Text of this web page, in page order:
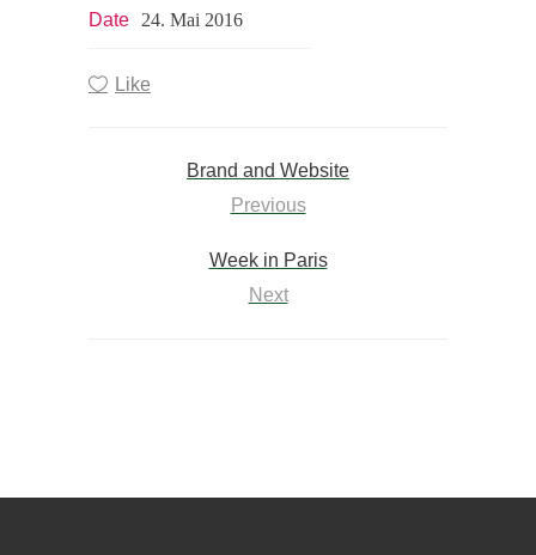
Date 24. Mai 2016
Like
Brand and Website
Previous
Week in Paris
Next